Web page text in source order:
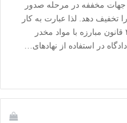
جهات مخففه در مرحله صدور
تخفیف دهد. لذا عبارت به کار
برده شده در تبصره الحاقی به ماده ۴۵ قانون مبارزه با مواد مخدر